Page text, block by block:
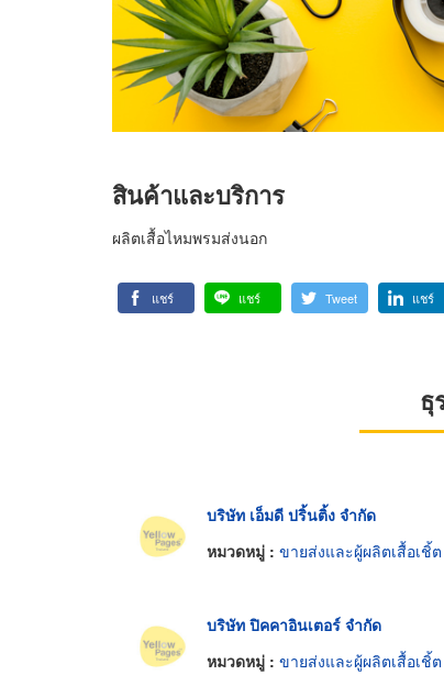
สินค้าและบริการ
ผลิตเสื้อไหมพรมส่งนอก
แชร์ แชร์ Tweet แชร์
ธุ
บริษัท เอ็มดี ปริ้นติ้ง จำกัด
หมวดหมู่ : ขายส่งและผู้ผลิตเสื้อเชิ้ต
บริษัท ปิคคาอินเตอร์ จำกัด
หมวดหมู่ : ขายส่งและผู้ผลิตเสื้อเชิ้ต